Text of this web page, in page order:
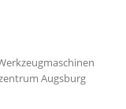
Augsburg